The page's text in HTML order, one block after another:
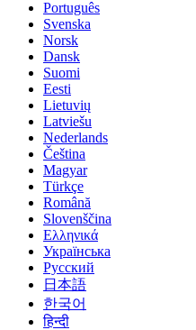
Português
Svenska
Norsk
Dansk
Suomi
Eesti
Lietuvių
Latviešu
Nederlands
Čeština
Magyar
Türkçe
Română
Slovenščina
Ελληνικά
Українська
Русский
日本語
한국어
हिन्दी